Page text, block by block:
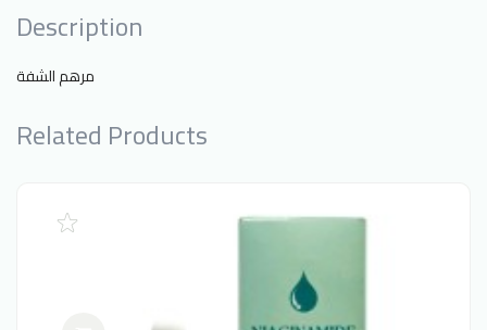
Description
مرهم الشفة
Related Products